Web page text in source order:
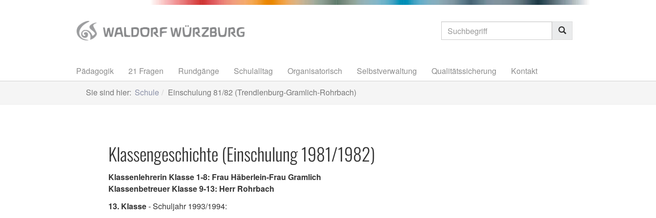
Pädagogik 21 Fragen Rundgänge Schulalltag Organisatorisch Selbstverwaltung Qualitätssicherung
Kontakt
Sie sind hier: Schule Einschulung 81/82 (Trendlenburg-Gramlich-Rohrbach)
Klassengeschichte (Einschulung 1981/1982)
Klassenlehrerin Klasse 1-8: Frau Häberlein-Frau Gramlich
Klassenbetreuer Klasse 9-13: Herr Rohrbach
13. Klasse- Schuljahr 1993/1994: